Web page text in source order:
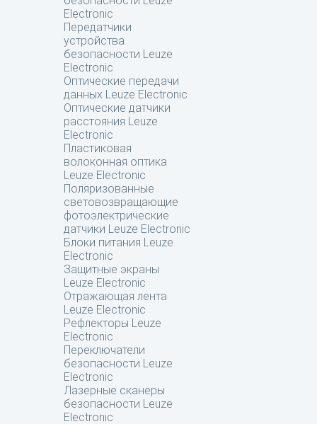
Electronic
Передатчики
устройства
безопасности Leuze
Electronic
Оптические передачи
данных Leuze Electronic
Оптические датчики
расстояния Leuze
Electronic
Пластиковая
волоконная оптика
Leuze Electronic
Поляризованные
световозвращающие
фотоэлектрические
датчики Leuze Electronic
Блоки питания Leuze
Electronic
Защитные экраны
Leuze Electronic
Отражающая лента
Leuze Electronic
Рефлекторы Leuze
Electronic
Переключатели
безопасности Leuze
Electronic
Лазерные сканеры
безопасности Leuze
Electronic